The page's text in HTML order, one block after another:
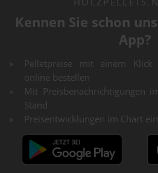
Kennen Sie schon
App?
Pelletpreise mit einem
online bestellen
Mit Preisbenachrichtigungen
Stand
Preisentwicklungen im Chart